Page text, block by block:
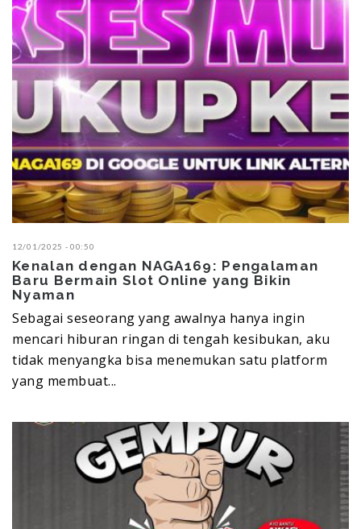
12/01/2025 - 00:50
Kenalan dengan NAGA169: Pengalaman
Baru Bermain Slot Online yang Bikin
Nyaman
Sebagai seseorang yang awalnya hanya ingin
mencari hiburan ringan di tengah kesibukan, aku
tidak menyangka bisa menemukan satu platform
yang membuat...